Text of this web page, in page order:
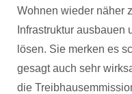
Wohnen wieder näher
Infrastruktur
lösen. Sie merken es
gesagt auch sehr
die